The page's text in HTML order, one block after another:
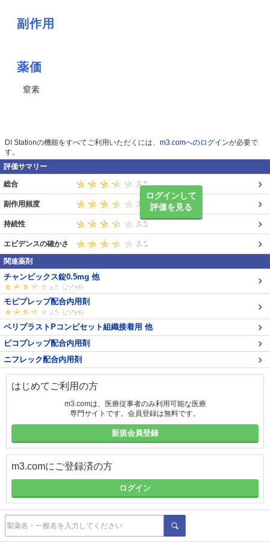
副作用
薬価
窒素
DI Stationの機能をすべてご利用いただくには、 m3.comへのログインが必要で
す。
評価サマリー
ログインして
評価を見る
総合
副作用頻度
持続性
エビデンスの確かさ
関連薬剤
チャンピックス錠0.5mg 他
モビプレップ配合内用剤
ベリプラストPコンビセット組織接着用 他
ピコプレップ配合内用剤
ニフレック配合内用剤
はじめてご利用の方
m3.comは、医療従事者のみ利用可能な医療
専門サイトです。会員登録は無料です。
新規会員登録
m3.comにご登録済の方
ログイン